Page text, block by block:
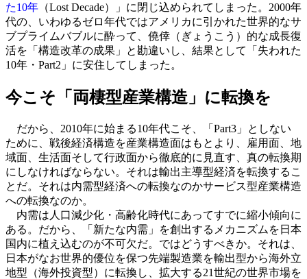
た10年 （Lost Decade）」に閉じ込められてしまった。2000年
代の、いわゆるゼロ年代ではアメリカに引かれた世界的なサ
ブプライムバブルに酔って、僥倖（ぎょうこう）的な成長復
活を「構造改革の成果」と勘違いし、結果として「失われた
10年・Part2」に安住してしまった。
今こそ「両棲型産業構造」に転換を
だから、2010年に始まる10年代こそ、「Part3」としない
ために、戦後経済構造を産業構造面はもとより、雇用面、地
域面、生活面そして行政面から徹底的に見直す、真の転換期
にしなければならない。それは輸出主導型経済を転換するこ
とだ。それは内需型経済への転換なのかサービス型産業構造
への転換なのか。
内需は人口減少化・高齢化時代にあってすでに縮小傾向に
ある。だから、「新たな内需」を創出するメカニズムを日本
国内に植え込むのが不可欠だ。ではどうすべきか。それは、
日本がなお世界的優位を保つ先端製造業を輸出型から海外立
地型（海外投資型）に転換し、拡大する21世紀の世界市場を